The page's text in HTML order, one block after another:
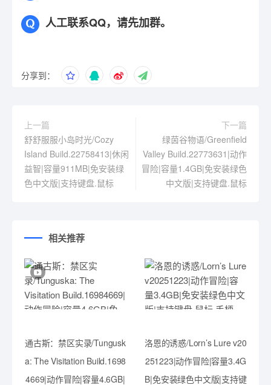
人工联系QQ，请先加群。
分享到：
上一篇
舒舒服服小岛时光/Cozy
Island Build.22758413|休闲
益智|容量911MB|免安装绿
色中文版|支持键盘.鼠标
下一篇
绿茵谷物语/Greenfield
Valley Build.22773631|动作
冒险|容量1.4GB|免安装绿色
中文版|支持键盘.鼠标
相关推荐
通古斯：禁区实录/Tungusk
a: The Visitation Build.1698
4669|动作冒险|容量4.6GB|
洛恩的诱惑/Lorn’s Lure v20
251223|动作冒险|容量3.4G
B|免安装绿色中文版|支持键